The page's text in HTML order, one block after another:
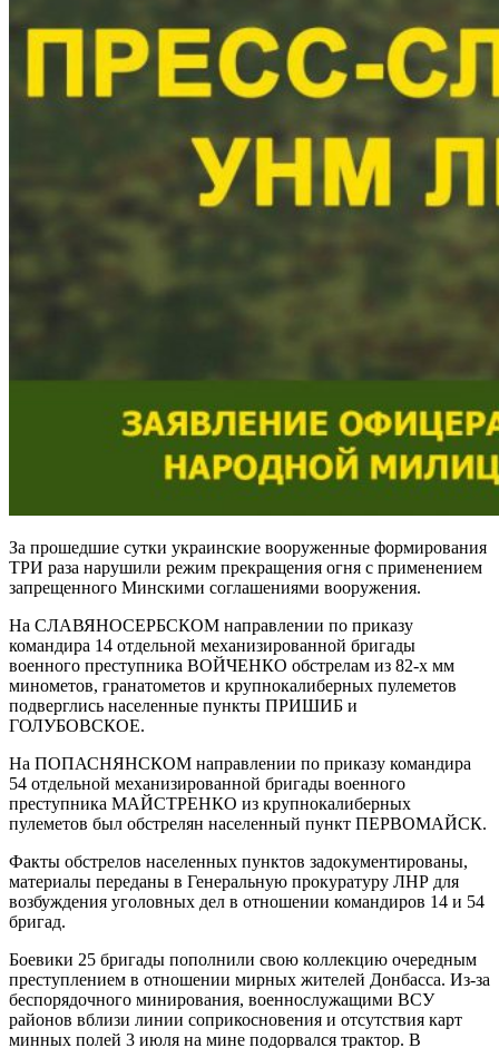
За прошедшие сутки украинские вооруженные формирования
ТРИ раза нарушили режим прекращения огня с применением
запрещенного Минскими соглашениями вооружения.
На СЛАВЯНОСЕРБСКОМ направлении по приказу
командира 14 отдельной механизированной бригады
военного преступника ВОЙЧЕНКО обстрелам из 82-х мм
минометов, гранатометов и крупнокалиберных пулеметов
подверглись населенные пункты ПРИШИБ и
ГОЛУБОВСКОЕ.
На ПОПАСНЯНСКОМ направлении по приказу командира
54 отдельной механизированной бригады военного
преступника МАЙСТРЕНКО из крупнокалиберных
пулеметов был обстрелян населенный пункт ПЕРВОМАЙСК.
Факты обстрелов населенных пунктов задокументированы,
материалы переданы в Генеральную прокуратуру ЛНР для
возбуждения уголовных дел в отношении командиров 14 и 54
бригад.
Боевики 25 бригады пополнили свою коллекцию очередным
преступлением в отношении мирных жителей Донбасса. Из-за
беспорядочного минирования, военнослужащими ВСУ
районов вблизи линии соприкосновения и отсутствия карт
минных полей 3 июля на мине подорвался трактор. В